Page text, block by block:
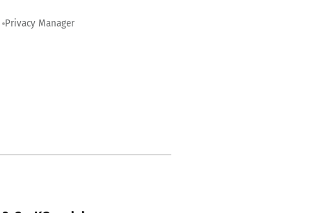
Privacy Manager